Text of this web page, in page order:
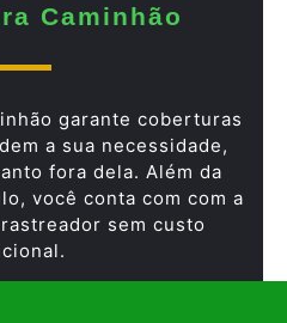
Caminhão
garante coberturas
a sua necessidade,
fora dela. Além da
você conta com com a
sem custo